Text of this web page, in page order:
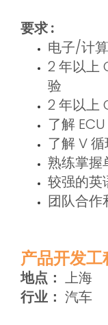
要求 :
电子/计
2 年以上
验
2 年以上
了解
了解 V
熟练掌握
较强的英
团队合作
产品开发工
地点： 上海
行业： 汽车